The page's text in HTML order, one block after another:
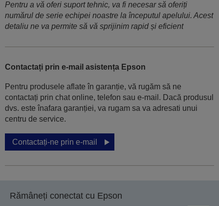
Pentru a vă oferi suport tehnic, va fi necesar să oferiți
numărul de serie echipei noastre la începutul apelului. Acest
detaliu ne va permite să vă sprijinim rapid și eficient
Contactați prin e-mail asistența Epson
Pentru produsele aflate în garanție, vă rugăm să ne
contactați prin chat online, telefon sau e-mail. Dacă produsul
dvs. este înafara garanției, va rugam sa va adresati unui
centru de service.
Contactați-ne prin e-mail
Rămâneți conectat cu Epson